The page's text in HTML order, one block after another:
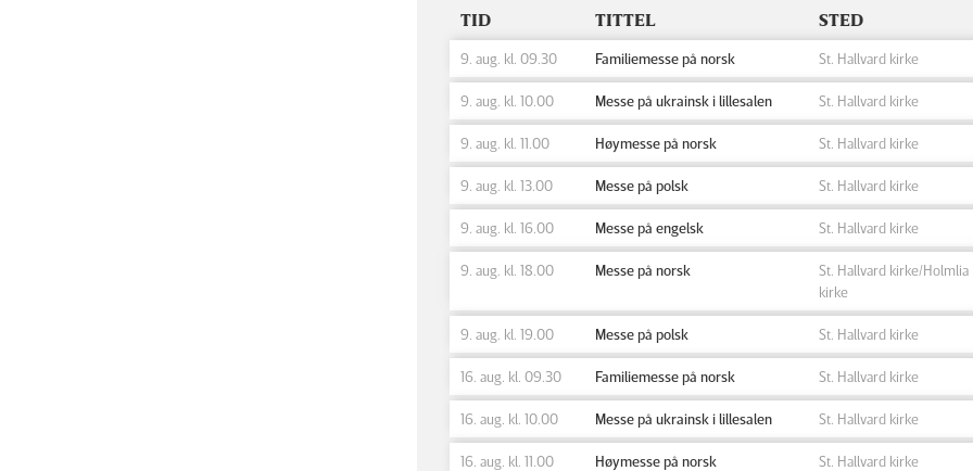
TID TITTEL STED
9. aug. kl. 09.30 Familiemesse på norsk St. Hallvard kirke
9. aug. kl. 10.00 Messe på ukrainsk i lillesalen St. Hallvard kirke
9. aug. kl. 11.00 Høymesse på norsk St. Hallvard kirke
9. aug. kl. 13.00 Messe på polsk St. Hallvard kirke
9. aug. kl. 16.00 Messe på engelsk St. Hallvard kirke
9. aug. kl. 18.00 Messe på norsk
St. Hallvard kirke/Holmlia
kirke
9. aug. kl. 19.00 Messe på polsk St. Hallvard kirke
16. aug. kl. 09.30 Familiemesse på norsk St. Hallvard kirke
16. aug. kl. 10.00 Messe på ukrainsk i lillesalen St. Hallvard kirke
16. aug. kl. 11.00 Høymesse på norsk St. Hallvard kirke